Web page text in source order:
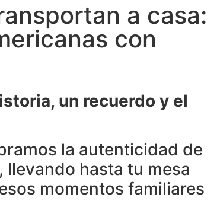
a casa:
con
un recuerdo y el
la autenticidad de
hasta tu mesa
momentos familiares